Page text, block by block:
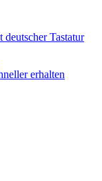
Tastatur
erhalten